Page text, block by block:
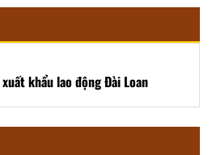
khẩu lao động Đài Loan